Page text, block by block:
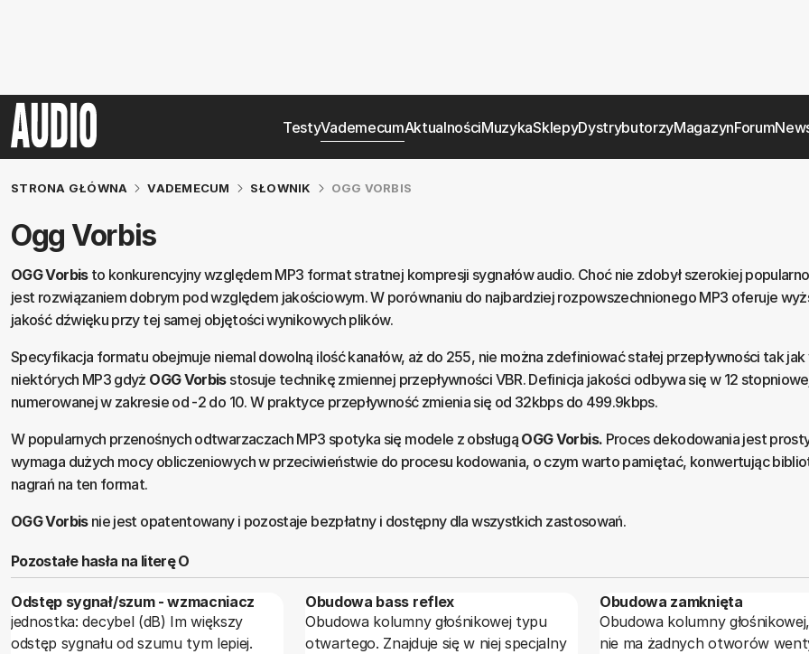
TestyVademecumAktualnościMuzykaSklepyDystrybutorzyMagazynForum
STRONA GŁÓWNA VADEMECUM SŁOWNIK OGG VORBIS
Ogg Vorbis
OGG Vorbisto konkurencyjny względem MP3 format stratnej kompresji sygnałów audio. Choć nie zdobył szerokiej
jest rozwiązaniem dobrym pod względem jakościowym. W porównaniu do najbardziej rozpowszechnionego MP3 oferuje
jakość dźwięku przy tej samej objętości wynikowych plików.
Specyfikacja formatu obejmuje niemal dowolną ilość kanałów, aż do 255, nie można zdefiniować stałej przepływności tak jak
niektórych MP3 gdyż OGG Vorbisstosuje technikę zmiennej przepływności VBR. Definicja jakości odbywa się w 12
numerowanej w zakresie od -2 do 10. W praktyce przepływność zmienia się od 32kbps do 499.9kbps.
W popularnych przenośnych odtwarzaczach MP3 spotyka się modele z obsługą OGG Vorbis. Proces dekodowania jest
wymaga dużych mocy obliczeniowych w przeciwieństwie do procesu kodowania, o czym warto pamiętać, konwertując
nagrań na ten format.
OGG Vorbisnie jest opatentowany i pozostaje bezpłatny i dostępny dla wszystkich zastosowań.
Pozostałe hasła na literę O
Odstęp sygnał/szum - wzmacniacz
jednostka: decybel (dB) Im większy
odstęp sygnału od szumu tym lepiej.
Obudowa bass reflex
Obudowa kolumny głośnikowej typu
otwartego. Znajduje się w niej specjalny
Obudowa zamknięta
Obudowa kolumny
nie ma żadnych otworów